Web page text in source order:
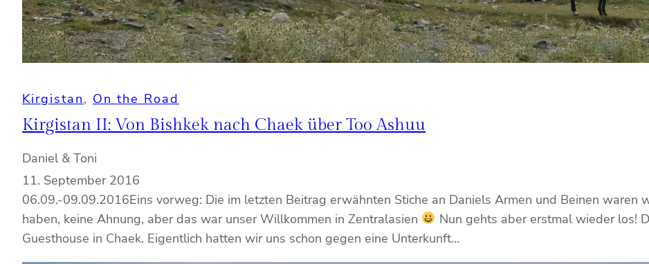
Kirgistan, On the Road
Kirgistan II: Von Bishkek nach Chaek über Too Ashuu
Daniel & Toni
11. September 2016
06.09.-09.09.2016Eins vorweg: Die im letzten Beitrag erwähnten Stiche an Daniels Armen und Beinen waren
haben, keine Ahnung, aber das war unser Willkommen in Zentralasien
Nun gehts aber erstmal wieder los!
Guesthouse in Chaek. Eigentlich hatten wir uns schon gegen eine Unterkunft…